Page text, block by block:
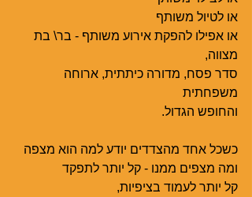
או לטיול משותף
או אפילו להפקת אירוע משותף - בר\ בת
מצווה,
סדר פסח, מדורה כיתתית, ארוחה
משפחתית
והחופש הגדול.
כשכל אחד מהצדדים יודע למה הוא מצפה
ומה מצפים ממנו - קל יותר לתפקד
קל יותר לעמוד בציפיות,